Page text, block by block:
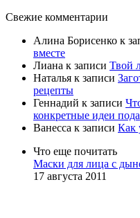
Свежие комментарии
Алина Борисенко к
вместе
Лиана к записи Твой
Наталья к записи
рецепты
Геннадий к записи
конкретные идеи
Ванесса к записи Как
Что еще почитать
Маски для лица с
17 августа 2011